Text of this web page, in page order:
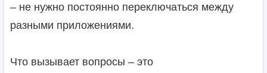
– не нужно постоянно переключаться между
разными приложениями.
Что вызывает вопросы – это